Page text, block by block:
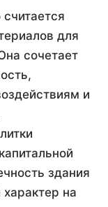
для
сочетает
и
здания
характер на